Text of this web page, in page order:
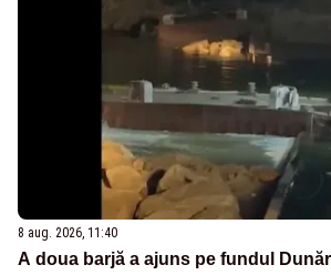
8 aug. 2026, 11:40
A doua barjă a ajuns pe fundul